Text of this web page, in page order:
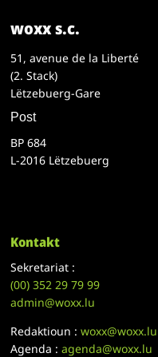
woxx s.c.
51, avenue de la Liberté
(2. Stack)
Lëtzebuerg-Gare
Post
BP 684
L-2016 Lëtzebuerg
Kontakt
Sekretariat :
(00)352 29 79 99
admin@woxx.lu
Redaktioun :woxx@woxx.lu
Agenda :agenda@woxx.lu